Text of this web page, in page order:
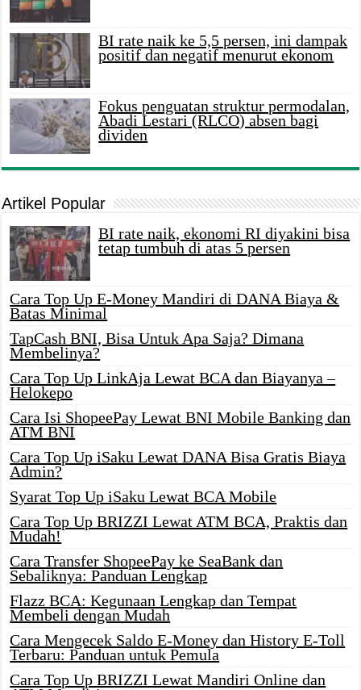
BI rate naik ke 5,5 persen, ini dampak
positif dan negatif menurut ekonom
Fokus penguatan struktur permodalan,
Abadi Lestari (RLCO) absen bagi
dividen
Artikel Popular
BI rate naik, ekonomi RI diyakini bisa
tetap tumbuh di atas 5 persen
Cara Top Up E-Money Mandiri di DANA Biaya &
Batas Minimal
TapCash BNI, Bisa Untuk Apa Saja? Dimana
Membelinya?
Cara Top Up LinkAja Lewat BCA dan Biayanya –
Helokepo
Cara Isi ShopeePay Lewat BNI Mobile Banking dan
ATM BNI
Cara Top Up iSaku Lewat DANA Bisa Gratis Biaya
Admin?
Syarat Top Up iSaku Lewat BCA Mobile
Cara Top Up BRIZZI Lewat ATM BCA, Praktis dan
Mudah!
Cara Transfer ShopeePay ke SeaBank dan
Sebaliknya: Panduan Lengkap
Flazz BCA: Kegunaan Lengkap dan Tempat
Membeli dengan Mudah
Cara Mengecek Saldo E-Money dan History E-Toll
Terbaru: Panduan untuk Pemula
Cara Top Up BRIZZI Lewat Mandiri Online dan